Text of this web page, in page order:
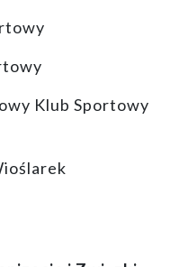
Klub Sportowy